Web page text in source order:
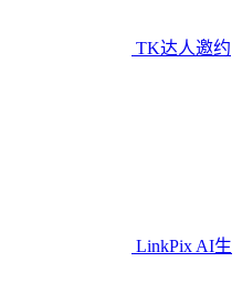
TK达人邀约
LinkPix AI生